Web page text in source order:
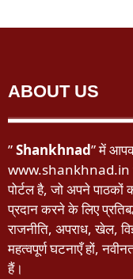
ABOUT US
”Shankhnad” में
www.shankhnad.in
पोर्टल है, जो अपने पाठकों
प्रदान करने के लिए
राजनीति, अपराध, खेल,
महत्वपूर्ण घटनाएँ हों,
हैं।